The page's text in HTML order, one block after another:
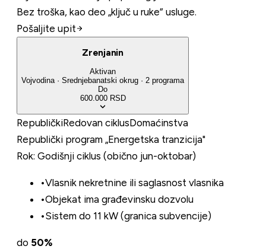
Bez troška, kao deo „ključ u ruke” usluge.
Pošaljite upit
Zrenjanin
Aktivan
Vojvodina · Srednjebanatski okrug · 2 programa
Do
600.000 RSD
RepubličkiRedovan ciklusDomaćinstva
Republički program „Energetska tranzicija"
Rok: Godišnji ciklus (obično jun-oktobar)
•Vlasnik nekretnine ili saglasnost vlasnika
•Objekat ima građevinsku dozvolu
•Sistem do 11 kW (granica subvencije)
do 50%